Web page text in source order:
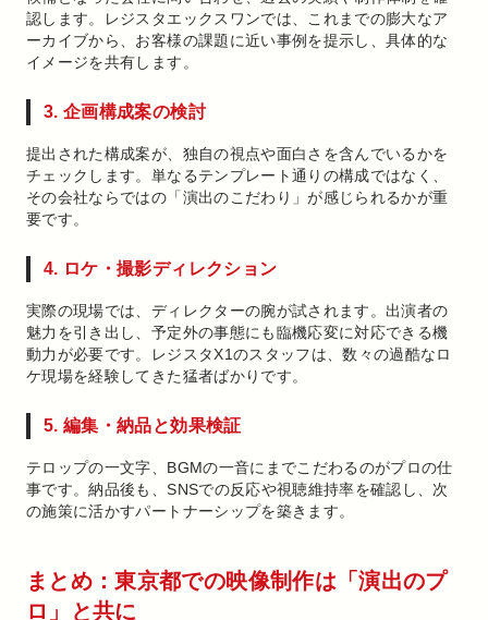
認します。レジスタエックスワンでは、これまでの膨大なア
ーカイブから、お客様の課題に近い事例を提示し、具体的な
イメージを共有します。
3. 企画構成案の検討
提出された構成案が、独自の視点や面白さを含んでいるかを
チェックします。単なるテンプレート通りの構成ではなく、
その会社ならではの「演出のこだわり」が感じられるかが重
要です。
4. ロケ・撮影ディレクション
実際の現場では、ディレクターの腕が試されます。出演者の
魅力を引き出し、予定外の事態にも臨機応変に対応できる機
動力が必要です。レジスタX1のスタッフは、数々の過酷なロ
ケ現場を経験してきた猛者ばかりです。
5. 編集・納品と効果検証
テロップの一文字、BGMの一音にまでこだわるのがプロの仕
事です。納品後も、SNSでの反応や視聴維持率を確認し、次
の施策に活かすパートナーシップを築きます。
まとめ：東京都での映像制作は「演出のプ
ロ」と共に